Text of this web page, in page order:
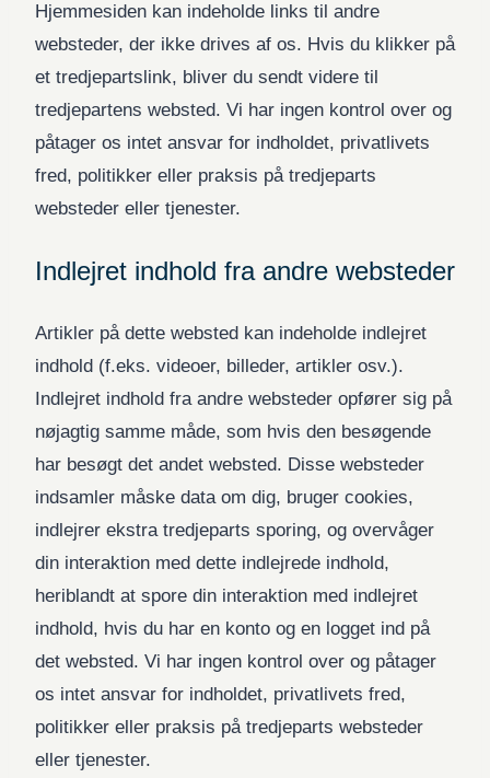
Hjemmesiden kan indeholde links til andre
websteder, der ikke drives af os. Hvis du klikker på
et tredjepartslink, bliver du sendt videre til
tredjepartens websted. Vi har ingen kontrol over og
påtager os intet ansvar for indholdet, privatlivets
fred, politikker eller praksis på tredjeparts
websteder eller tjenester.
Indlejret indhold fra andre websteder
Artikler på dette websted kan indeholde indlejret
indhold (f.eks. videoer, billeder, artikler osv.).
Indlejret indhold fra andre websteder opfører sig på
nøjagtig samme måde, som hvis den besøgende
har besøgt det andet websted. Disse websteder
indsamler måske data om dig, bruger cookies,
indlejrer ekstra tredjeparts sporing, og overvåger
din interaktion med dette indlejrede indhold,
heriblandt at spore din interaktion med indlejret
indhold, hvis du har en konto og en logget ind på
det websted. Vi har ingen kontrol over og påtager
os intet ansvar for indholdet, privatlivets fred,
politikker eller praksis på tredjeparts websteder
eller tjenester.